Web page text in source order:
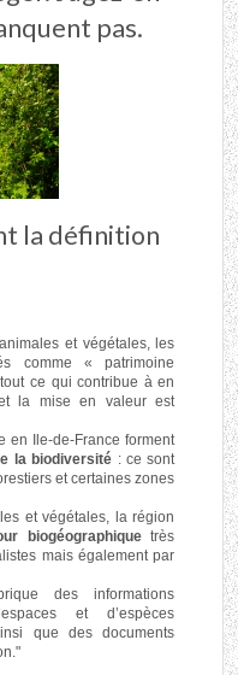
pas.
la définition
et végétales, les
comme « patrimoine
ce qui contribue à en
la mise en valeur est
en Ile-de-France forment
la biodiversité : ce sont
et certaines zones
et végétales, la région
biogéographiquetrès
mais également par
des informations
et d’espèces
que des documents